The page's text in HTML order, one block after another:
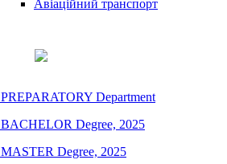
Авіаційний транспорт
РREPARATORY Department
BACHELOR Degree, 2025
MASTER Degree, 2025